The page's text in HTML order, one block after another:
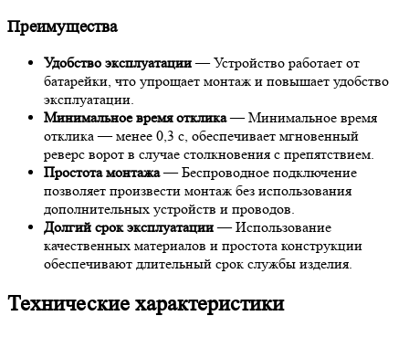
Преимущества
Удобство эксплуатации— Устройство работает от
батарейки, что упрощает монтаж и повышает удобство
эксплуатации.
Минимальное время отклика— Минимальное время
отклика — менее 0,3 с, обеспечивает мгновенный
реверс ворот в случае столкновения с препятствием.
Простота монтажа— Беспроводное подключение
позволяет произвести монтаж без использования
дополнительных устройств и проводов.
Долгий срок эксплуатации— Использование
качественных материалов и простота конструкции
обеспечивают длительный срок службы изделия.
Технические характеристики